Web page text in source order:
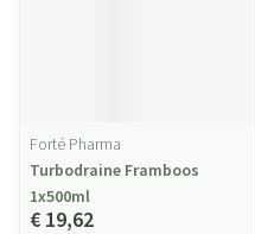
Forté Pharma
Turbodraine Framboos
1x500ml
€ 19,62